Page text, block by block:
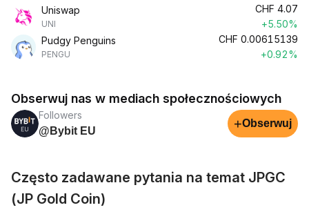
Uniswap
UNI
CHF 4.07
+5.50%
Pudgy Penguins
PENGU
CHF 0.00615139
+0.92%
Obserwuj nas w mediach społecznościowych
Followers
@Bybit EU
+Obserwuj
Często zadawane pytania na temat JPGC
(JP Gold Coin)